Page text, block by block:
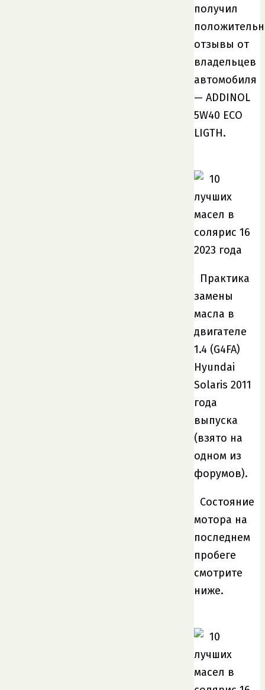
получил
отзывы от
владельцев
автомобиля
— ADDINOL
5W40 ECO
LIGTH.
Практика
замены
масла в
двигателе
1.4 (G4FA)
Hyundai
Solaris 2011
года
выпуска
(взято на
одном из
форумов).
Состояние
мотора на
последнем
пробеге
смотрите
ниже.